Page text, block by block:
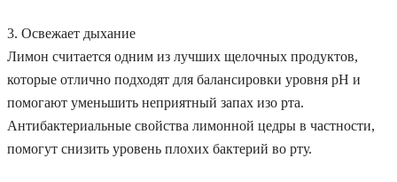
3. Освежает дыхание
Лимон считается одним из лучших щелочных продуктов,
которые отлично подходят для балансировки уровня рН и
помогают уменьшить неприятный запах изо рта.
Антибактериальные свойства лимонной цедры в частности,
помогут снизить уровень плохих бактерий во рту.